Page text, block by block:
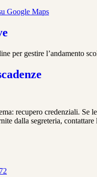
Google Maps
per gestire l’andamento
recupero credenziali. Se
dalla segreteria, contattare